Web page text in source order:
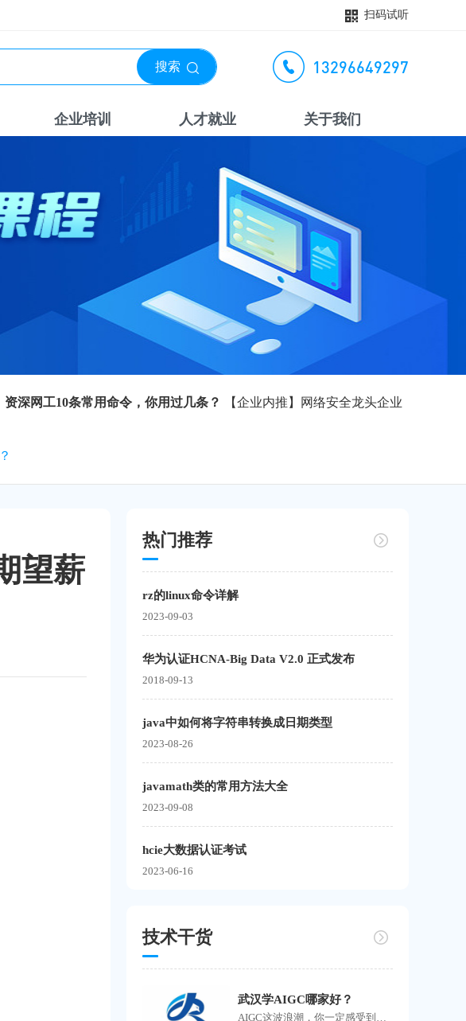
扫码试听
搜索 13296649297
企业培训 人才就业 关于我们
资深网工10条常用命令，你用过几条？
【企业内推】网络安全龙头企业
望薪
热门推荐
rz的linux命令详解
2023-09-03
华为认证HCNA-Big Data V2.0 正式发布
2018-09-13
java中如何将字符串转换成日期类型
2023-08-26
javamath类的常用方法大全
2023-09-08
hcie大数据认证考试
2023-06-16
技术干货
武汉学AIGC哪家好？
AIGC这波浪潮，你一定感受到了。 刷抖音到处是AI生成的短剧，刷小红书满屏AI绘画作品，朋友圈里有人开始靠AI接单赚钱了。搜武汉学AIGC的人越来越多，但问题也随之而来培训机构如雨...